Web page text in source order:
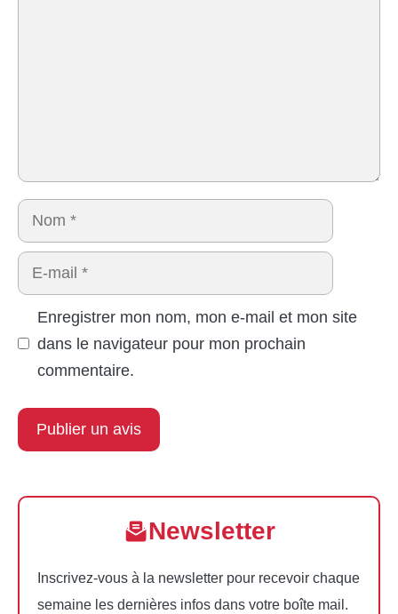
Nom
E-
mail
Enregistrer mon nom, mon e-mail et mon site
dans le navigateur pour mon prochain
commentaire.
Newsletter
Inscrivez-vous à la newsletter pour recevoir chaque
semaine les dernières infos dans votre boîte mail.